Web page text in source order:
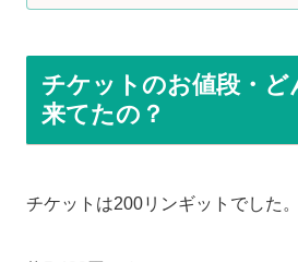
チケットのお値段・ど
来てたの？
チケットは200リンギットでした。